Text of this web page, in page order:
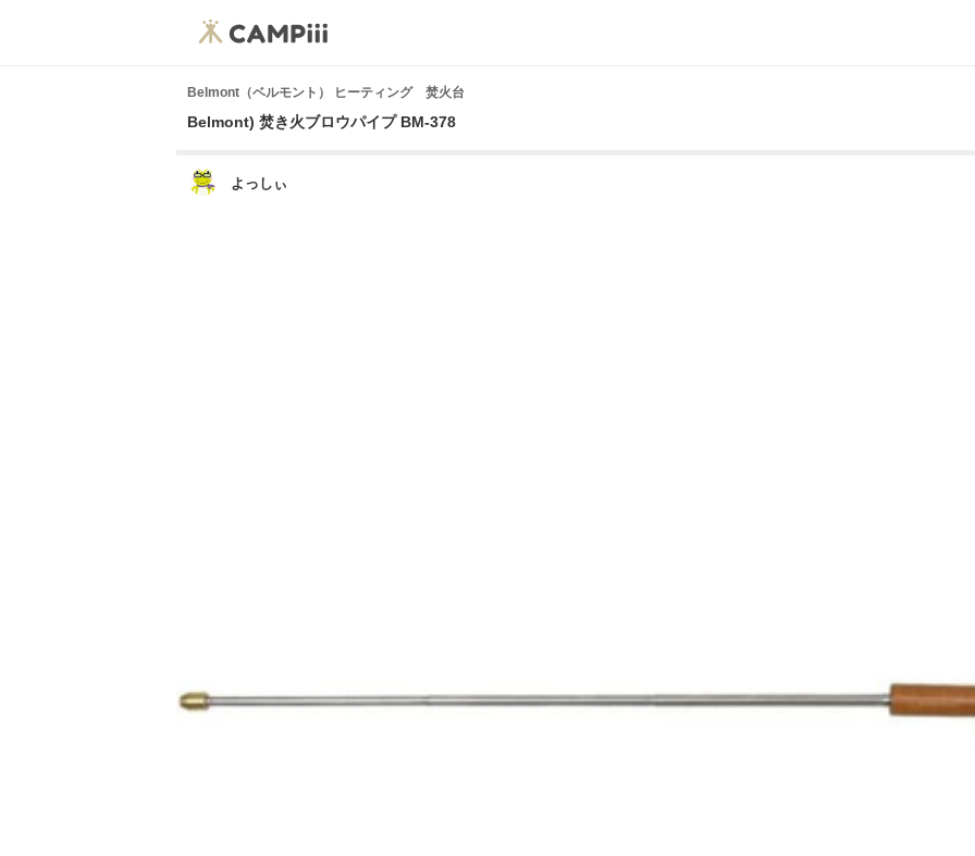
Belmont（ベルモント） ヒーティング 焚火台
Belmont) 焚き火ブロウパイプ BM-378
よっしぃ